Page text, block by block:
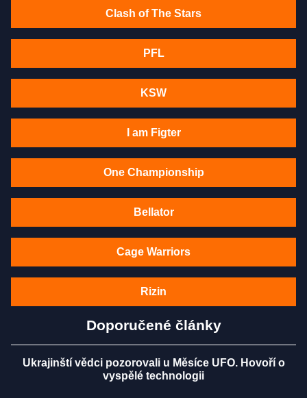
Clash of The Stars
PFL
KSW
I am Figter
One Championship
Bellator
Cage Warriors
Rizin
Doporučené články
Ukrajinští vědci pozorovali u Měsíce UFO. Hovoří o
vyspělé technologii